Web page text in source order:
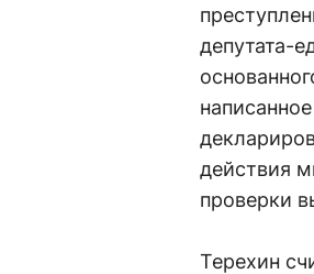
депутата-
действия
проверки
Терехин